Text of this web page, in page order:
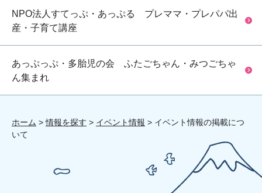
NPO法人すてっぷ・あっぷる プレママ・プレパパ出
産・子育て講座
あっぷっぷ・多胎児の会 ふたごちゃん・みつごちゃ
ん集まれ
ホーム >情報を探す > イベント情報 > イベント情報の掲載につ
いて